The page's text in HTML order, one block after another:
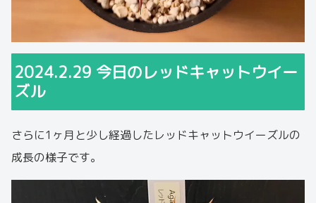
2024.2.29 今日のレッドキャットウイー
ズル
さらに1ヶ月と少し経過したレッドキャットウイーズルの
成長の様子です。